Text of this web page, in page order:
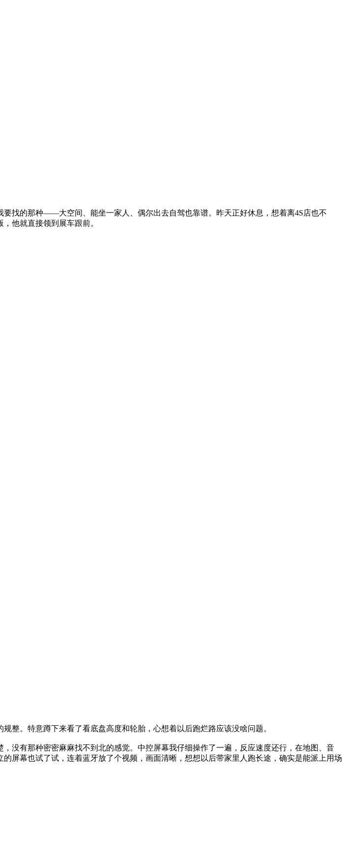
找的那种——大空间、能坐一家人、偶尔出去自驾也靠谱。昨天正好休息，想着离4S店也不
他就直接领到展车跟前。
整。特意蹲下来看了看底盘高度和轮胎，心想着以后跑烂路应该没啥问题。
没有那种密密麻麻找不到北的感觉。中控屏幕我仔细操作了一遍，反应速度还行，在地图、音
屏幕也试了试，连着蓝牙放了个视频，画面清晰，想想以后带家里人跑长途，确实是能派上用场